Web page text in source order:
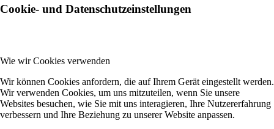
Cookie- und Datenschutzeinstellungen
Wie wir Cookies verwenden
Wir können Cookies anfordern, die auf Ihrem Gerät eingestellt werden.
Wir verwenden Cookies, um uns mitzuteilen, wenn Sie unsere
Websites besuchen, wie Sie mit uns interagieren, Ihre Nutzererfahrung
verbessern und Ihre Beziehung zu unserer Website anpassen.